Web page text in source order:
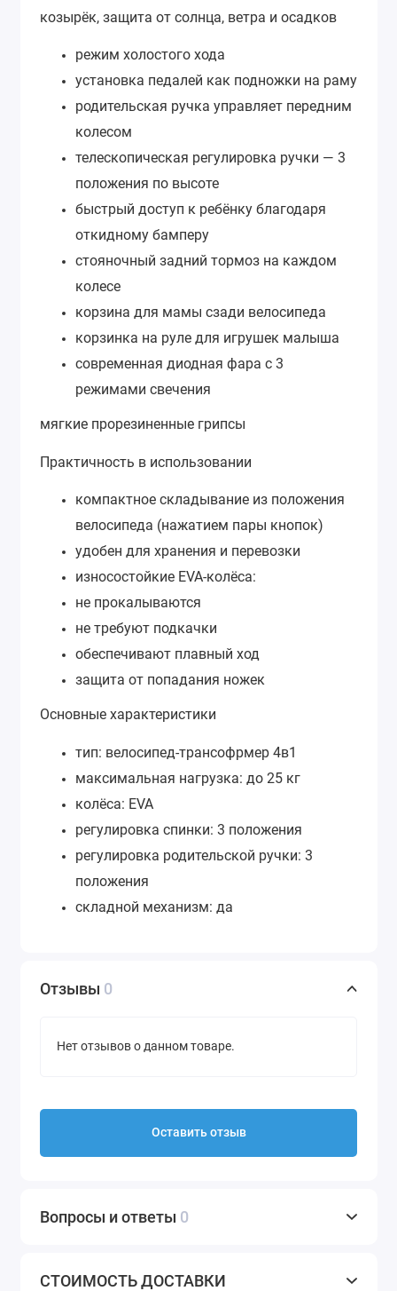
козырёк, защита от солнца, ветра и осадков
режим холостого хода
установка педалей как подножки на раму
родительская ручка управляет передним
колесом
телескопическая регулировка ручки — 3
положения по высоте
быстрый доступ к ребёнку благодаря
откидному бамперу
стояночный задний тормоз на каждом
колесе
корзина для мамы сзади велосипеда
корзинка на руле для игрушек малыша
современная диодная фара с 3
режимами свечения
мягкие прорезиненные грипсы
Практичность в использовании
компактное складывание из положения
велосипеда (нажатием пары кнопок)
удобен для хранения и перевозки
износостойкие EVA-колёса:
не прокалываются
не требуют подкачки
обеспечивают плавный ход
защита от попадания ножек
Основные характеристики
тип: велосипед-трансофрмер 4в1
максимальная нагрузка: до 25 кг
колёса: EVA
регулировка спинки: 3 положения
регулировка родительской ручки: 3
положения
складной механизм: да
Отзывы 0
Нет отзывов о данном товаре.
Оставить отзыв
Вопросы и ответы 0
СТОИМОСТЬ ДОСТАВКИ